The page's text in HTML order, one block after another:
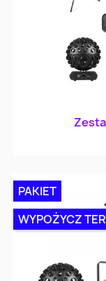
PAKIET
WYPOŻYCZ